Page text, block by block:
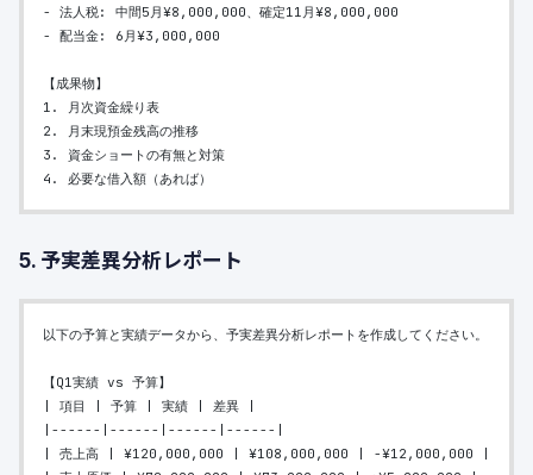
- 法人税: 中間5月¥8,000,000、確定11月¥8,000,000
- 配当金: 6月¥3,000,000
【成果物】
1. 月次資金繰り表
2. 月末現預金残高の推移
3. 資金ショートの有無と対策
4. 必要な借入額（あれば）
5. 予実差異分析レポート
以下の予算と実績データから、予実差異分析レポートを作成してください。
【Q1実績 vs 予算】
| 項目 | 予算 | 実績 | 差異 |
|------|------|------|------|
| 売上高 | ¥120,000,000 | ¥108,000,000 | -¥12,000,000 |